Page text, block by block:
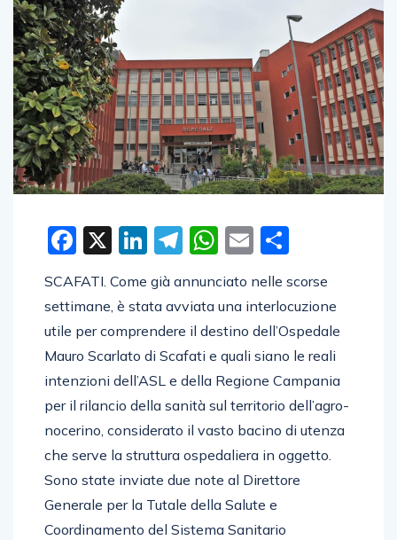
Facebook
X LinkedIn
Telegram
WhatsApp
Email
SCAFATI. Come già annunciato nelle scorse
settimane, è stata avviata una interlocuzione
utile per comprendere il destino dell’Ospedale
Mauro Scarlato di Scafati e quali siano le reali
intenzioni dell’ASL e della Regione Campania
per il rilancio della sanità sul territorio dell’agro-
nocerino, considerato il vasto bacino di utenza
che serve la struttura ospedaliera in oggetto.
Sono state inviate due note al Direttore
Generale per la Tutale della Salute e
Coordinamento del Sistema Sanitario